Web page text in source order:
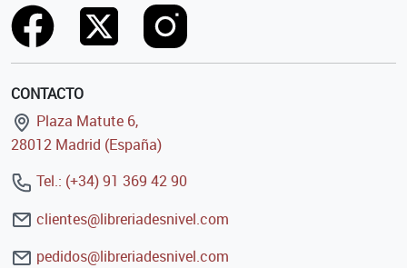
CONTACTO
Plaza Matute 6,
28012 Madrid (España)
Tel.: (+34) 91 369 42 90
clientes@libreriadesnivel.com
pedidos@libreriadesnivel.com